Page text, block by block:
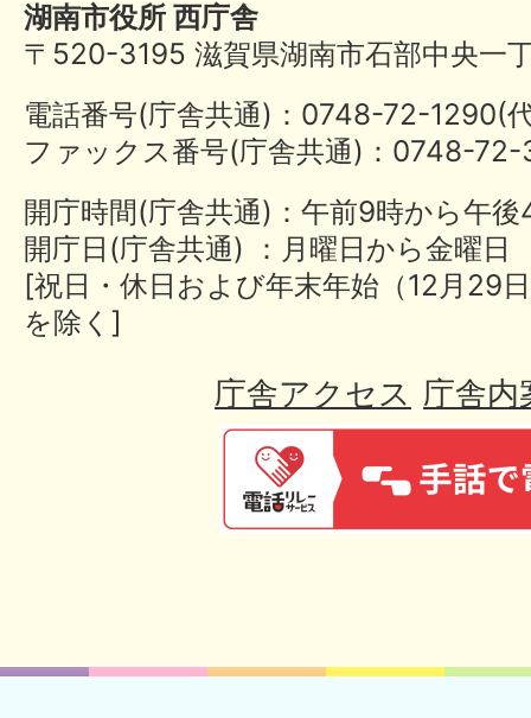
湖南市役所 西庁舎
〒520-3195 滋賀県湖南市石部中央一
電話番号(庁舎共通)：0748-72-
ファックス番号(庁舎共通)：0748-
開庁時間(庁舎共通)：午前9時から午
開庁日(庁舎共通) ：月曜日から金曜日
[祝日・休日および年末年始（12月29
を除く]
庁舎アクセス 庁舎内